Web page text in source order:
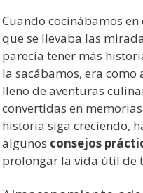
Cuando cocinábamos
que se llevaba las
parecía tener más
la sacábamos, era
lleno de aventuras
convertidas en
historia siga creciendo,
algunos consejos
prolongar la vida útil de